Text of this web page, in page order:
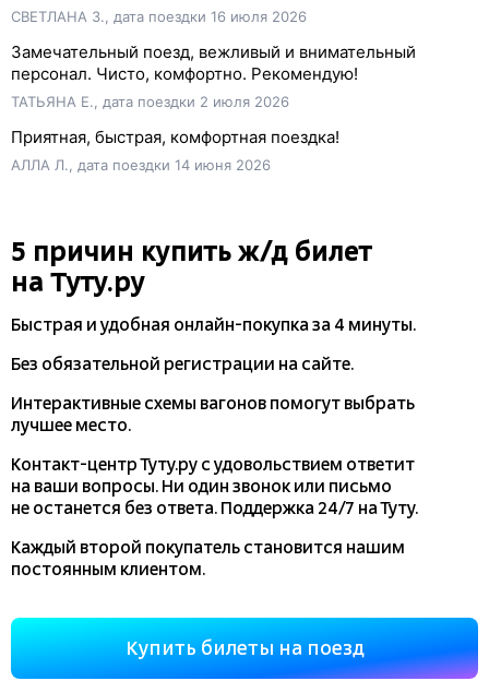
СВЕТЛАНА З., дата поездки 16 июля 2026
Замечательный поезд, вежливый и внимательный
персонал. Чисто, комфортно. Рекомендую!
ТАТЬЯНА Е., дата поездки 2 июля 2026
Приятная, быстрая, комфортная поездка!
АЛЛА Л., дата поездки 14 июня 2026
5 причин купить ж/д билет
на Туту.ру
Быстрая и удобная онлайн-покупказа 4 минуты.
Без обязательной регистрации на сайте.
Интерактивные схемы вагонов помогут выбрать
лучшее место.
Контакт-центр Туту.ру с удовольствием ответит
на ваши вопросы. Ни один звонок или письмо
не останется без ответа. Поддержка 24/7 на Туту.
Каждый второй покупатель становится нашим
постоянным клиентом.
Купить билеты на поезд